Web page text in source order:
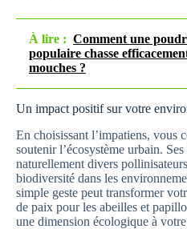
À lire : Comment une
populaire chasse
mouches ?
Un impact positif sur votre
En choisissant l’impatiens, vous
soutenir l’écosystème urbain.
naturellement divers
biodiversité dans les
simple geste peut transformer
de paix pour les abeilles et
une dimension écologique à